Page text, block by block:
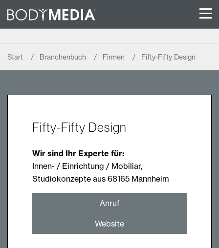
Start Branchenbuch Firmen Fifty-Fifty Design
Fifty-Fifty Design
Wir sind Ihr Experte für:
Innen- / Einrichtung / Mobiliar,
Studiokonzepte aus 68165 Mannheim
Anruf
Website